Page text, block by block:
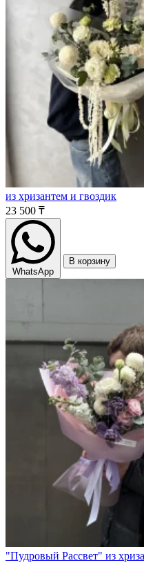
из хризантем и гвоздик
23 500 ₸
WhatsApp
В корзину
"Пудровый Рассвет" из